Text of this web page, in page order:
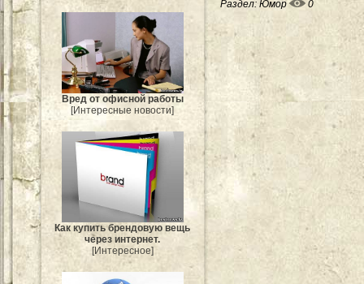
Вред от офисной работы
[Интересные новости]
Как купить брендовую вещь
через интернет.
[Интересное]
Раздел: Юмор 0